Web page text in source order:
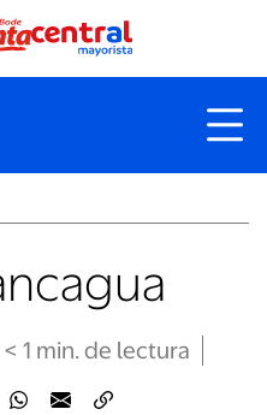
< 1 min. de lectura